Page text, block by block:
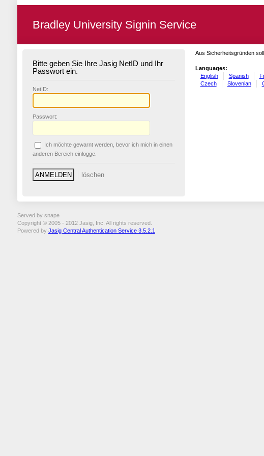
Bradley University Signin Service
Bitte geben Sie Ihre Jasig NetID und Ihr
Passwort ein.
NetID:
Passwort:
Ich möchte gewarnt werden, bevor ich mich in einen
anderen Bereich einlogge.
Aus Sicherheitsgründen
Languages:
English
Spanish
Czech
Slovenian
Served by snape
Copyright © 2005 - 2012 Jasig, Inc. All rights reserved.
Powered by Jasig Central Authentication Service 3.5.2.1